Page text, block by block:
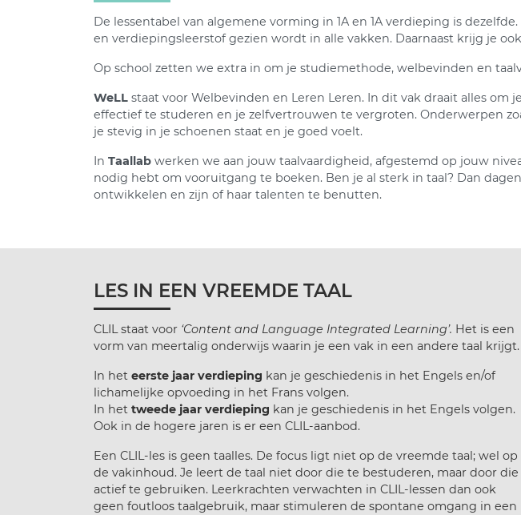
De lessentabel van algemene vorming in 1A en 1A verdieping is
en verdiepingsleerstof gezien wordt in alle vakken. Daarnaast krijg je
Op school zetten we extra in om je studiemethode, welbevinden en
WeLL staat voor Welbevinden en Leren Leren. In dit vak draait alles
effectief te studeren en je zelfvertrouwen te vergroten. Onderwerpen
je stevig in je schoenen staat en je goed voelt.
In Taallab werken we aan jouw taalvaardigheid, afgestemd op jouw
nodig hebt om vooruitgang te boeken. Ben je al sterk in taal? Dan
ontwikkelen en zijn of haar talenten te benutten.
LES IN EEN VREEMDE TAAL
CLIL staat voor ‘Content and Language Integrated Learning’. Het is een
vorm van meertalig onderwijs waarin je een vak in een andere taal krijgt.
In het eerste jaar verdieping kan je geschiedenis in het Engels en/of
lichamelijke opvoeding in het Frans volgen.
In het tweede jaar verdieping kan je geschiedenis in het Engels volgen.
Ook in de hogere jaren is er een CLIL-aanbod.
Een CLIL-les is geen taalles. De focus ligt niet op de vreemde taal; wel op
de vakinhoud. Je leert de taal niet door die te bestuderen, maar door die
actief te gebruiken. Leerkrachten verwachten in CLIL-lessen dan ook
geen foutloos taalgebruik, maar stimuleren de spontane omgang in een